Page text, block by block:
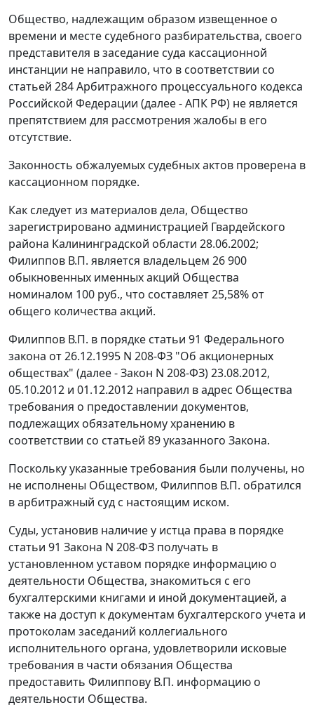
Общество, надлежащим образом извещенное о
времени и месте судебного разбирательства, своего
представителя в заседание суда кассационной
инстанции не направило, что в соответствии со
статьей 284 Арбитражного процессуального кодекса
Российской Федерации (далее - АПК РФ) не является
препятствием для рассмотрения жалобы в его
отсутствие.
Законность обжалуемых судебных актов проверена в
кассационном порядке.
Как следует из материалов дела, Общество
зарегистрировано администрацией Гвардейского
района Калининградской области 28.06.2002;
Филиппов В.П. является владельцем 26 900
обыкновенных именных акций Общества
номиналом 100 руб., что составляет 25,58% от
общего количества акций.
Филиппов В.П. в порядке статьи 91 Федерального
закона от 26.12.1995 N 208-ФЗ "Об акционерных
обществах" (далее - Закон N 208-ФЗ) 23.08.2012,
05.10.2012 и 01.12.2012 направил в адрес Общества
требования о предоставлении документов,
подлежащих обязательному хранению в
соответствии со статьей 89 указанного Закона.
Поскольку указанные требования были получены, но
не исполнены Обществом, Филиппов В.П. обратился
в арбитражный суд с настоящим иском.
Суды, установив наличие у истца права в порядке
статьи 91 Закона N 208-ФЗ получать в
установленном уставом порядке информацию о
деятельности Общества, знакомиться с его
бухгалтерскими книгами и иной документацией, а
также на доступ к документам бухгалтерского учета и
протоколам заседаний коллегиального
исполнительного органа, удовлетворили исковые
требования в части обязания Общества
предоставить Филиппову В.П. информацию о
деятельности Общества.